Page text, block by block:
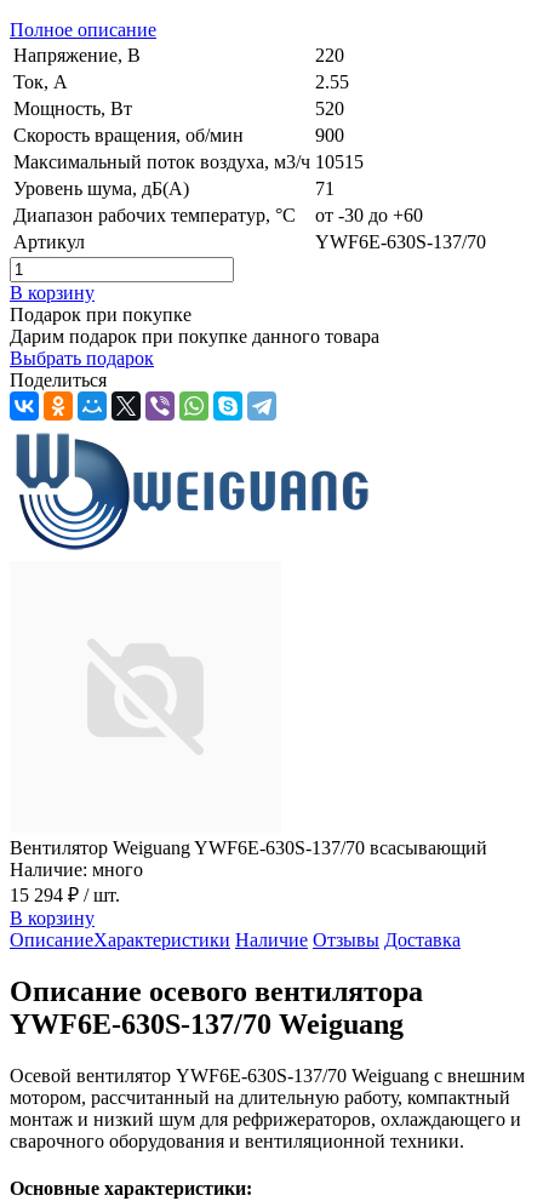
Полное описание
Напряжение, В
220
Ток, А
2.55
Мощность, Вт
520
Скорость вращения, об/мин
900
Максимальный поток воздуха, м3/ч 10515
Уровень шума, дБ(А)
71
Диапазон рабочих температур, °C
от -30 до +60
Артикул
YWF6E-630S-137/70
В корзину
Подарок при покупке
Дарим подарок при покупке данного товара
Выбрать подарок
Поделиться
Вентилятор Weiguang YWF6E-630S-137/70 всасывающий
Наличие: много
15 294 ₽ / шт.
В корзину
ОписаниеХарактеристики Наличие Отзывы Доставка
Описание осевого вентилятора
YWF6E-630S-137/70 Weiguang
Осевой вентилятор YWF6E-630S-137/70 Weiguang с внешним
мотором, рассчитанный на длительную работу, компактный
монтаж и низкий шум для рефрижераторов, охлаждающего и
сварочного оборудования и вентиляционной техники.
Основные характеристики: